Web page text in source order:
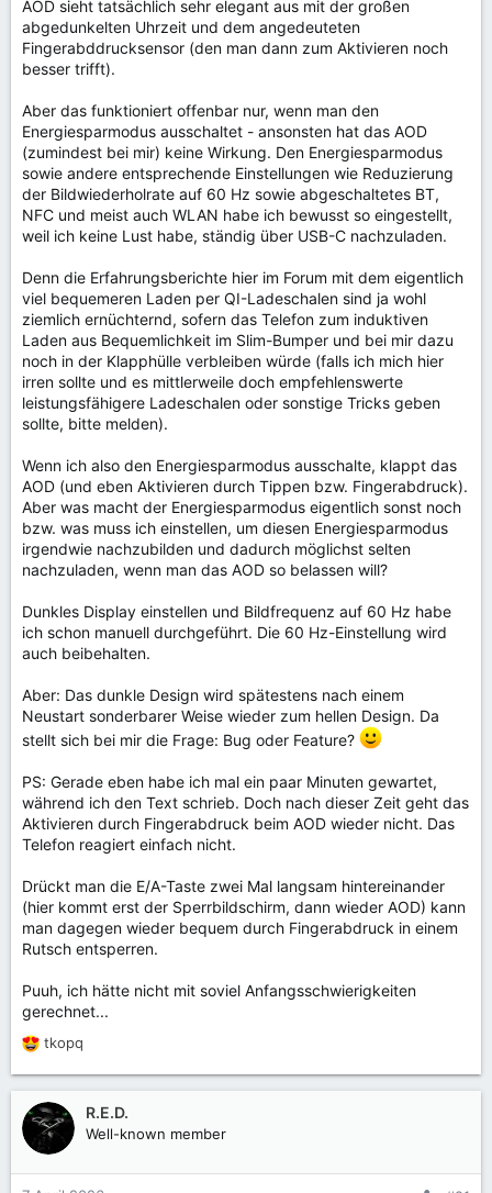
AOD sieht tatsächlich sehr elegant aus mit der großen
abgedunkelten Uhrzeit und dem angedeuteten
Fingerabddrucksensor (den man dann zum Aktivieren noch
besser trifft).
Aber das funktioniert offenbar nur, wenn man den
Energiesparmodus ausschaltet - ansonsten hat das AOD
(zumindest bei mir) keine Wirkung. Den Energiesparmodus
sowie andere entsprechende Einstellungen wie Reduzierung
der Bildwiederholrate auf 60 Hz sowie abgeschaltetes BT,
NFC und meist auch WLAN habe ich bewusst so eingestellt,
weil ich keine Lust habe, ständig über USB-C nachzuladen.
Denn die Erfahrungsberichte hier im Forum mit dem eigentlich
viel bequemeren Laden per QI-Ladeschalen sind ja wohl
ziemlich ernüchternd, sofern das Telefon zum induktiven
Laden aus Bequemlichkeit im Slim-Bumper und bei mir dazu
noch in der Klapphülle verbleiben würde (falls ich mich hier
irren sollte und es mittlerweile doch empfehlenswerte
leistungsfähigere Ladeschalen oder sonstige Tricks geben
sollte, bitte melden).
Wenn ich also den Energiesparmodus ausschalte, klappt das
AOD (und eben Aktivieren durch Tippen bzw. Fingerabdruck).
Aber was macht der Energiesparmodus eigentlich sonst noch
bzw. was muss ich einstellen, um diesen Energiesparmodus
irgendwie nachzubilden und dadurch möglichst selten
nachzuladen, wenn man das AOD so belassen will?
Dunkles Display einstellen und Bildfrequenz auf 60 Hz habe
ich schon manuell durchgeführt. Die 60 Hz-Einstellung wird
auch beibehalten.
Aber: Das dunkle Design wird spätestens nach einem
Neustart sonderbarer Weise wieder zum hellen Design. Da
stellt sich bei mir die Frage: Bug oder Feature?
PS: Gerade eben habe ich mal ein paar Minuten gewartet,
während ich den Text schrieb. Doch nach dieser Zeit geht das
Aktivieren durch Fingerabdruck beim AOD wieder nicht. Das
Telefon reagiert einfach nicht.
Drückt man die E/A-Taste zwei Mal langsam hintereinander
(hier kommt erst der Sperrbildschirm, dann wieder AOD) kann
man dagegen wieder bequem durch Fingerabdruck in einem
Rutsch entsperren.
Puuh, ich hätte nicht mit soviel Anfangsschwierigkeiten
gerechnet...
R
e
a
k
t
o
n
tkopq
R.E.D.
Well-known member